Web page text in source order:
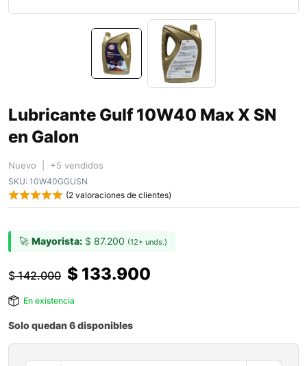
Lubricante Gulf 10W40 Max X SN
en Galon
Nuevo | +5 vendidos
SKU: 10W40GGUSN
(2 valoraciones de clientes)
🚀 Mayorista: $ 87.200 (12+ unds.)
$142.000 $ 133.900
En existencia
Solo quedan 6 disponibles